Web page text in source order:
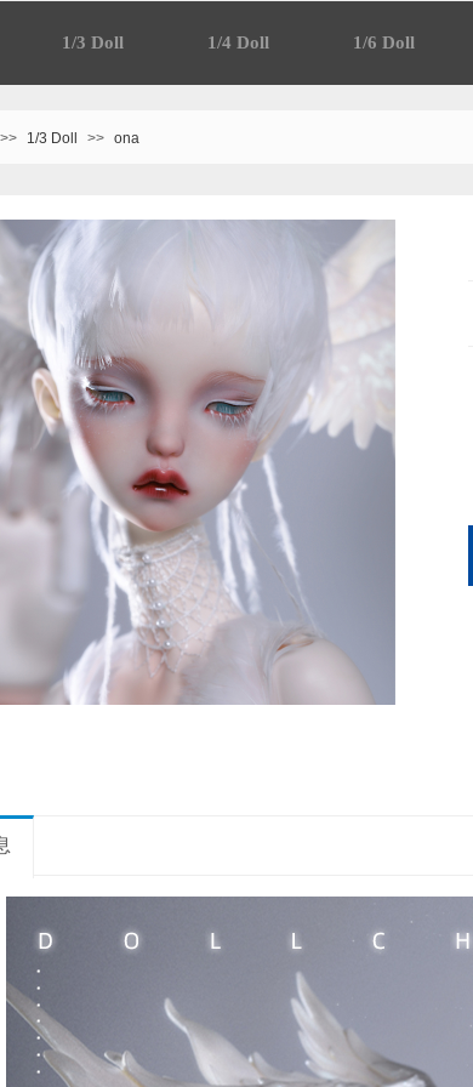
1/3 Doll 1/4 Doll 1/6 Doll
>> 1/3 Doll >> ona